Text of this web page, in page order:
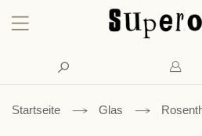
Konto
Suche
Startseite Glas